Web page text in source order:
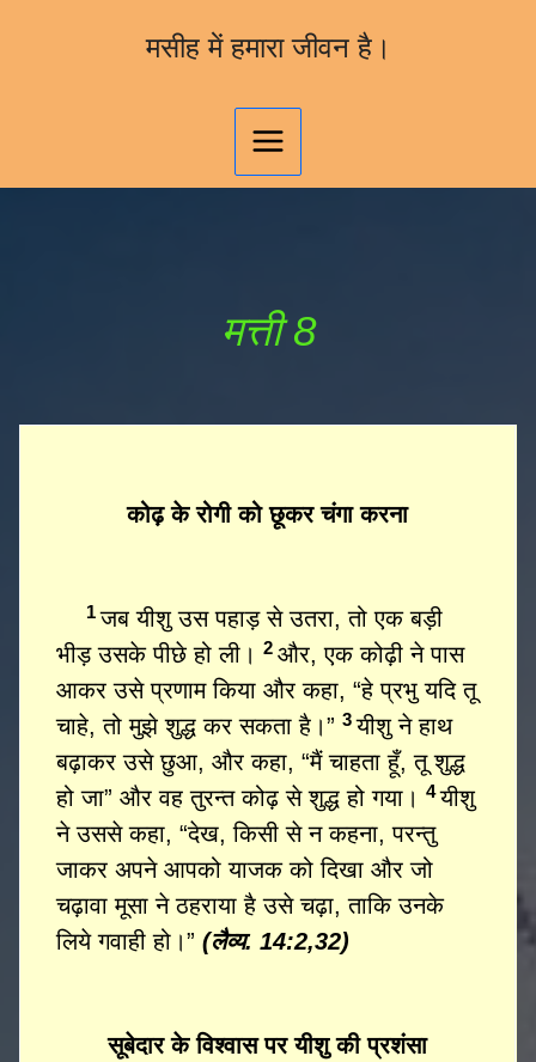
मसीह में हमारा जीवन है।
मत्ती 8
कोढ़ के रोगी को छूकर चंगा करना
1जब यीशु उस पहाड़ से उतरा, तो एक बड़ी
भीड़ उसके पीछे हो ली।2 और, एक कोढ़ी ने पास
आकर उसे प्रणाम किया और कहा, “हे प्रभु यदि तू
चाहे, तो मुझे शुद्ध कर सकता है।”3यीशु ने हाथ
बढ़ाकर उसे छुआ, और कहा, “मैं चाहता हूँ, तू शुद्ध
हो जा” और वह तुरन्त कोढ़ से शुद्ध हो गया।4यीशु
ने उससे कहा, “देख, किसी से न कहना, परन्तु
जाकर अपने आपको याजक को दिखा और जो
चढ़ावा मूसा ने ठहराया है उसे चढ़ा, ताकि उनके
लिये गवाही हो।”(लैव्य. 14:2,32)
सूबेदार के विश्वास पर यीशु की प्रशंसा